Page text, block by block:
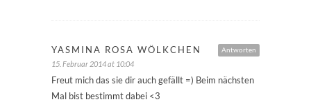
Antworten
YASMINA ROSA WÖLKCHEN
15. Februar 2014 at 10:04
Freut mich das sie dir auch gefällt =) Beim nächsten
Mal bist bestimmt dabei <3